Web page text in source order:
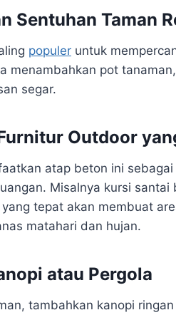
Sentuhan Taman
populer untuk
menambahkan pot
segar.
Outdoor
atap beton ini
Misalnya kursi
tepat akan membuat
matahari dan hujan.
atau Pergola
tambahkan kanopi